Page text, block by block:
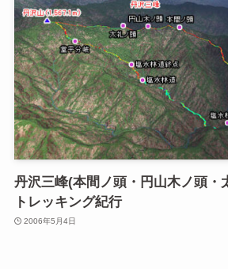
丹沢三峰(本間ノ頭・円山木ノ頭・
トレッキング紀行
2006年5月4日